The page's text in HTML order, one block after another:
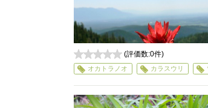
0
(評価数:0件)
オカトラノオ カラスウリ